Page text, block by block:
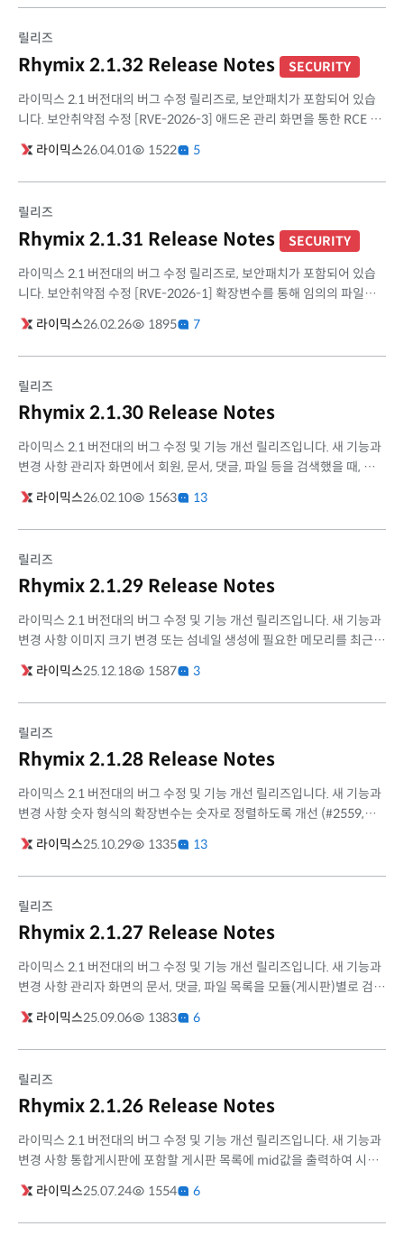
릴리즈
Rhymix 2.1.32 Release Notes
SECURITY
라이믹스 2.1 버전대의 버그 수정 릴리즈로, 보안패치가 포함되어 있습
니다. 보안취약점 수정 [RVE-2026-3] 애드온 관리 화면을 통한 RCE 취
운...
라이믹스26.04.01 1522 5
릴리즈
Rhymix 2.1.31 Release Notes
SECURITY
라이믹스 2.1 버전대의 버그 수정 릴리즈로, 보안패치가 포함되어 있습
니다. 보안취약점 수정 [RVE-2026-1] 확장변수를 통해 임의의 파일을
확장...
라이믹스26.02.26 1895 7
릴리즈
Rhymix 2.1.30 Release Notes
라이믹스 2.1 버전대의 버그 수정 및 기능 개선 릴리즈입니다. 새 기능과
변경 사항 관리자 화면에서 회원, 문서, 댓글, 파일 등을 검색했을 때, 검
라이믹스26.02.10 1563 13
릴리즈
Rhymix 2.1.29 Release Notes
라이믹스 2.1 버전대의 버그 수정 및 기능 개선 릴리즈입니다. 새 기능과
변경 사항 이미지 크기 변경 또는 섬네일 생성에 필요한 메모리를 최근
라이믹스25.12.18 1587 3
릴리즈
Rhymix 2.1.28 Release Notes
라이믹스 2.1 버전대의 버그 수정 및 기능 개선 릴리즈입니다. 새 기능과
변경 사항 숫자 형식의 확장변수는 숫자로 정렬하도록 개선 (#2559,
은...
라이믹스25.10.29 1335 13
릴리즈
Rhymix 2.1.27 Release Notes
라이믹스 2.1 버전대의 버그 수정 및 기능 개선 릴리즈입니다. 새 기능과
변경 사항 관리자 화면의 문서, 댓글, 파일 목록을 모듈(게시판)별로 검색
라이믹스25.09.06 1383 6
릴리즈
Rhymix 2.1.26 Release Notes
라이믹스 2.1 버전대의 버그 수정 및 기능 개선 릴리즈입니다. 새 기능과
변경 사항 통합게시판에 포함할 게시판 목록에 mid값을 출력하여 시인
터 스...
라이믹스25.07.24 1554 6